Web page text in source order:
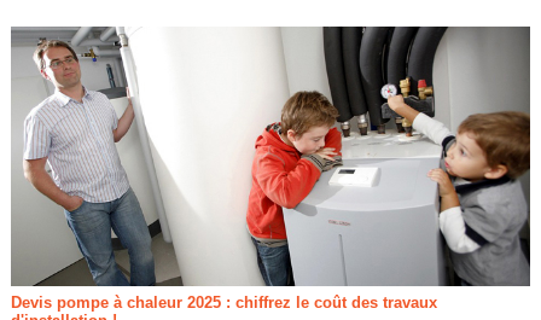
Devis pompe à chaleur 2025 : chiffrez le coût des travaux